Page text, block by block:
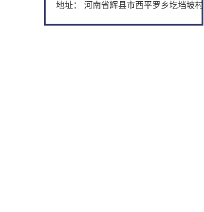
地址： 河南省辉县市西平罗乡圪垱坡村